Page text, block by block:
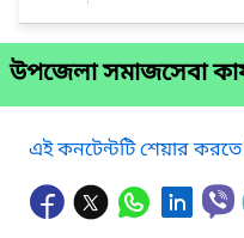
উপজেলা সমাজসেবা
এই কনটেন্টটি শেয়ার